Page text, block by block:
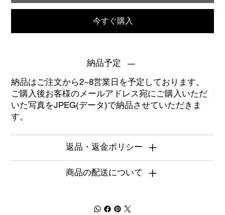
今すぐ購入
納品予定
納品はご注文から2~8営業日を予定しております。
ご購入後お客様のメールアドレス宛にご購入いただ
いた写真をJPEG(データ)で納品させていただきま
す。
返品・返金ポリシー
商品の配送について